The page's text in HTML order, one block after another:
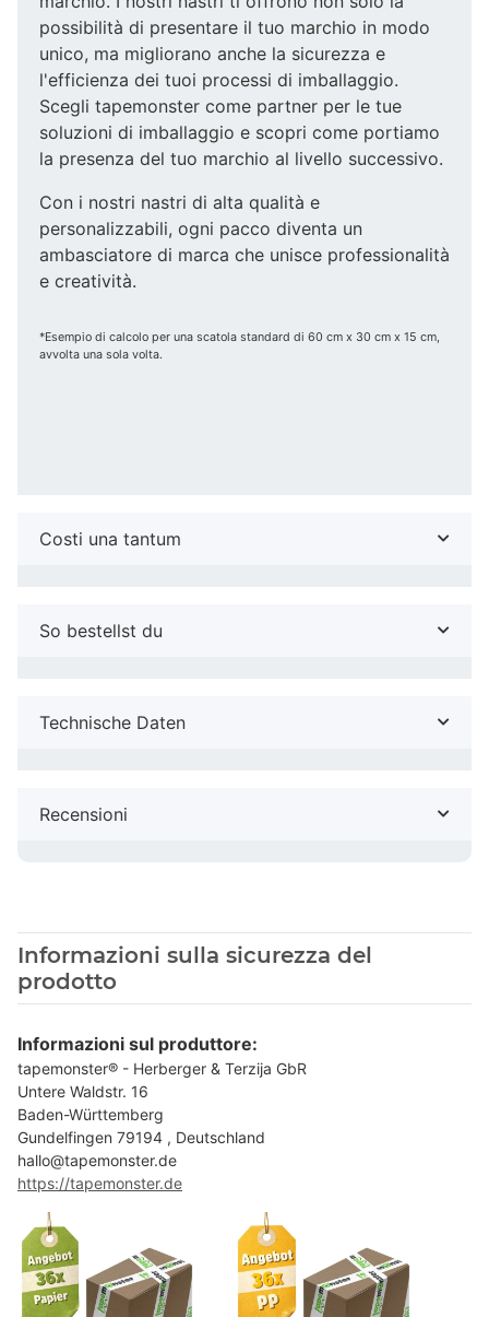
possibilità di presentare il tuo marchio in modo
unico, ma migliorano anche la sicurezza e
l'efficienza dei tuoi processi di imballaggio.
Scegli tapemonster come partner per le tue
soluzioni di imballaggio e scopri come portiamo
la presenza del tuo marchio al livello successivo.
Con i nostri nastri di alta qualità e
personalizzabili, ogni pacco diventa un
ambasciatore di marca che unisce professionalità
e creatività.
*Esempio di calcolo per una scatola standard di 60 cm x 30 cm x 15 cm,
avvolta una sola volta.
Costi una tantum
So bestellst du
Technische Daten
Recensioni
Informazioni sulla sicurezza del
prodotto
Informazioni sul produttore:
tapemonster® - Herberger & Terzija GbR
Untere Waldstr. 16
Baden-Württemberg
Gundelfingen 79194 , Deutschland
hallo@tapemonster.de
https://tapemonster.de